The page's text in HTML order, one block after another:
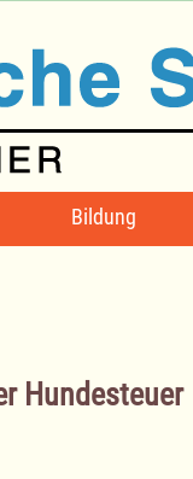
Bildung
Hundesteuer